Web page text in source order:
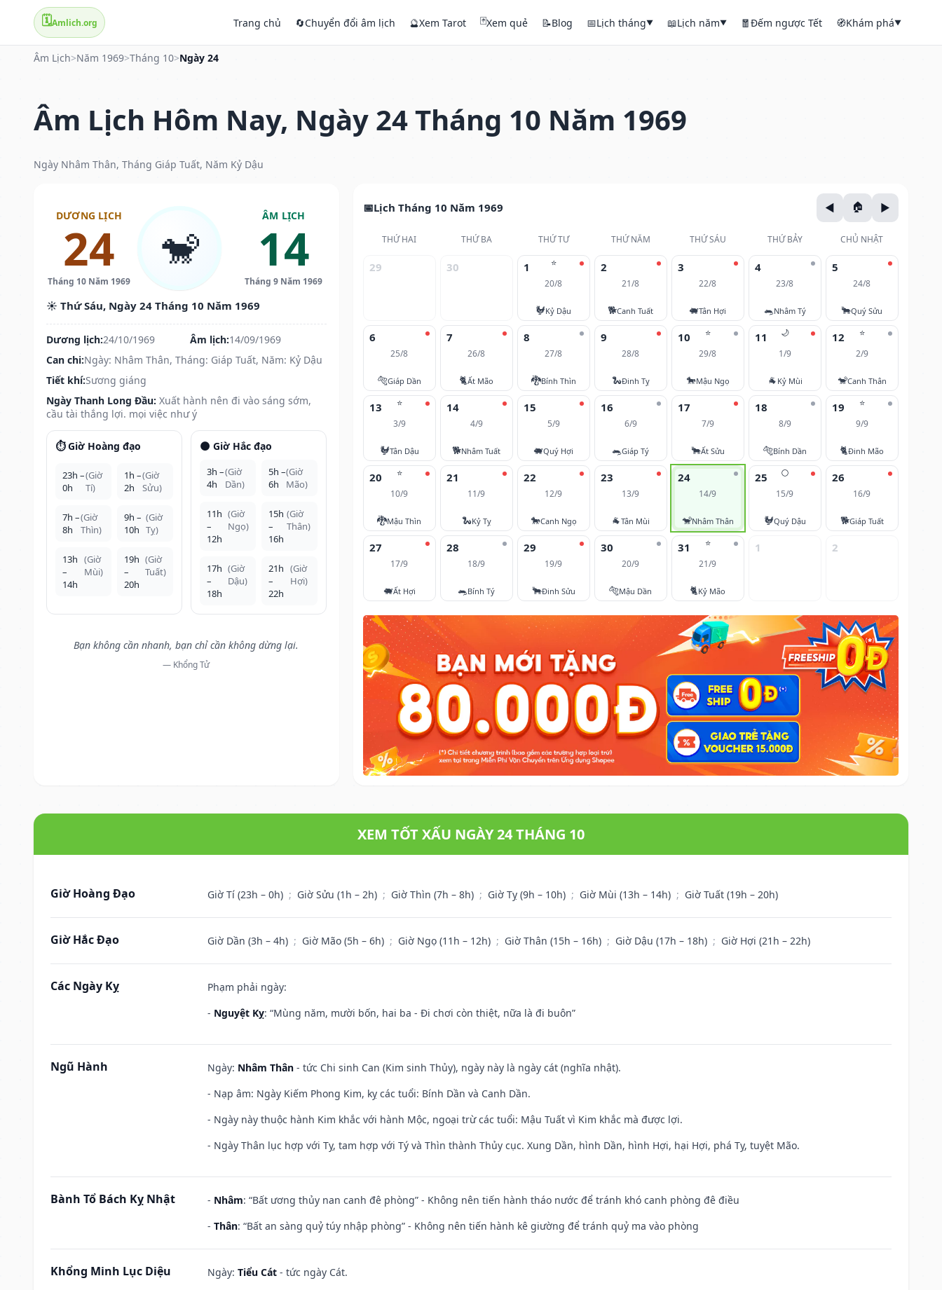
🗓️Amlich.org Trang chủ 🔄Chuyển đổi âm lịch 🔮Xem Tarot 🃏Xem quẻ 📝Blog 📅Lịch tháng▼ 📖Lịch năm▼ 🧧Đếm ngược Tết 🧭Khám phá▼
Âm Lịch>Năm 1969>Tháng 10>Ngày 24
Âm Lịch Hôm Nay, Ngày 24 Tháng 10 Năm 1969
Ngày Nhâm Thân, Tháng Giáp Tuất, Năm Kỷ Dậu
DƯƠNG LỊCH
24
Tháng 10 Năm 1969
🐒
ÂM LỊCH
14
Tháng 9 Năm 1969
☀️ Thứ Sáu, Ngày 24 Tháng 10 Năm 1969
Dương lịch:24/10/1969 Âm lịch:14/09/1969
Can chi:Ngày: Nhâm Thân, Tháng: Giáp Tuất, Năm: Kỷ Dậu
Tiết khí:Sương giáng
Ngày Thanh Long Đầu: Xuất hành nên đi vào sáng sớm,
cầu tài thắng lợi. mọi việc như ý
⏱️ Giờ Hoàng đạo
23h –
0h
(Giờ
Tí)
1h –
2h
(Giờ
Sửu)
7h –
8h
(Giờ
Thìn)
9h –
10h
(Giờ
Tỵ)
13h
–
14h
(Giờ
Mùi)
19h
–
20h
(Giờ
Tuất)
🌑 Giờ Hắc đạo
3h –
4h
(Giờ
Dần)
5h –
6h
(Giờ
Mão)
11h
–
12h
(Giờ
Ngọ)
15h
–
16h
(Giờ
Thân)
17h
–
18h
(Giờ
Dậu)
21h
–
22h
(Giờ
Hợi)
Bạn không cần nhanh, bạn chỉ cần không dừng lại.
— Khổng Tử
Lịch Tháng 10 Năm 1969
THỨ HAI THỨ BA THỨ TƯ THỨ NĂM THỨ SÁU THỨ BẢY CHỦ NHẬT
29 30 ⭐
1
20/8
🐓Kỷ Dậu
2
21/8
🐕Canh Tuất
3
22/8
🐖Tân Hợi
4
23/8
🐀Nhâm Tý
5
24/8
🐂Quý Sửu
6
25/8
🐅Giáp Dần
7
26/8
🐈Ất Mão
8
27/8
🐉Bính Thìn
9
28/8
🐍Đinh Tỵ
⭐
10
29/8
🐎Mậu Ngọ
🌙
11
1/9
🐐 Kỷ Mùi
⭐
12
2/9
🐒Canh Thân
⭐
13
3/9
🐓Tân Dậu
14
4/9
🐕Nhâm Tuất
15
5/9
🐖Quý Hợi
16
6/9
🐀Giáp Tý
17
7/9
🐂Ất Sửu
18
8/9
🐅Bính Dần
⭐
19
9/9
🐈Đinh Mão
⭐
20
10/9
🐉Mậu Thìn
21
11/9
🐍Kỷ Tỵ
22
12/9
🐎Canh Ngọ
23
13/9
🐐Tân Mùi
24
14/9
🐒Nhâm Thân
🌕
25
15/9
🐓Quý Dậu
26
16/9
🐕Giáp Tuất
27
17/9
🐖Ất Hợi
28
18/9
🐀Bính Tý
29
19/9
🐂Đinh Sửu
30
20/9
🐅Mậu Dần
⭐
31
21/9
🐈Kỷ Mão
1 2
XEM TỐT XẤU NGÀY 24 THÁNG 10
Giờ Hoàng Đạo Giờ Tí (23h – 0h) ; Giờ Sửu (1h – 2h) ; Giờ Thìn (7h – 8h) ; Giờ Tỵ (9h – 10h) ; Giờ Mùi (13h – 14h) ; Giờ Tuất (19h – 20h)
Giờ Hắc Đạo Giờ Dần (3h – 4h) ; Giờ Mão (5h – 6h) ; Giờ Ngọ (11h – 12h) ; Giờ Thân (15h – 16h) ; Giờ Dậu (17h – 18h) ; Giờ Hợi (21h – 22h)
Các Ngày Kỵ
Phạm phải ngày:
- Nguyệt Kỵ: “Mùng năm, mười bốn, hai ba - Đi chơi còn thiệt, nữa là đi buôn”
Ngũ Hành Ngày: Nhâm Thân - tức Chi sinh Can (Kim sinh Thủy), ngày này là ngày cát (nghĩa nhật).
- Nạp âm: Ngày Kiếm Phong Kim, kỵ các tuổi: Bính Dần và Canh Dần.
- Ngày này thuộc hành Kim khắc với hành Mộc, ngoại trừ các tuổi: Mậu Tuất vì Kim khắc mà được lợi.
- Ngày Thân lục hợp với Tỵ, tam hợp với Tý và Thìn thành Thủy cục. Xung Dần, hình Dần, hình Hợi, hại Hợi, phá Tỵ, tuyệt Mão.
Bành Tổ Bách Kỵ Nhật - Nhâm: “Bất ương thủy nan canh đê phòng” - Không nên tiến hành tháo nước để tránh khó canh phòng đê điều
- Thân: “Bất an sàng quỷ túy nhập phòng” - Không nên tiến hành kê giường để tránh quỷ ma vào phòng
Khổng Minh Lục Diệu Ngày: Tiểu Cát - tức ngày Cát.